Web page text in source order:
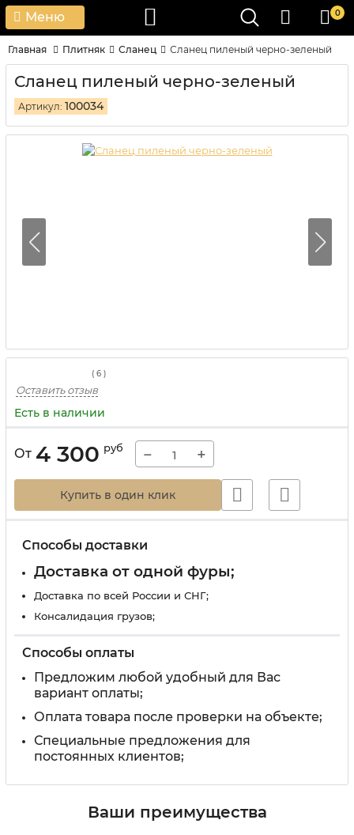
Меню 0
Главная Плитняк Сланец Сланец пиленый черно-зеленый
Сланец пиленый черно-зеленый
Артикул: 100034
( 6 )
Оставить отзыв
Есть в наличии
От 4 300 руб − +
Купить в один клик
Способы доставки
Доставка от одной фуры;
Доставка по всей России и СНГ;
Консалидация грузов;
Способы оплаты
Предложим любой удобный для Вас
вариант оплаты;
Оплата товара после проверки на объекте;
Специальные предложения для
постоянных клиентов;
Ваши преимущества